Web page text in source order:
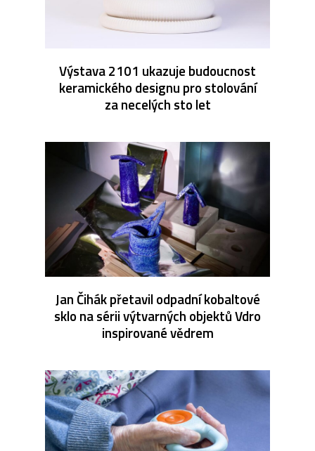
Výstava 2101 ukazuje budoucnost
keramického designu pro stolování
za necelých sto let
Jan Čihák přetavil odpadní kobaltové
sklo na sérii výtvarných objektů Vdro
inspirované vědrem